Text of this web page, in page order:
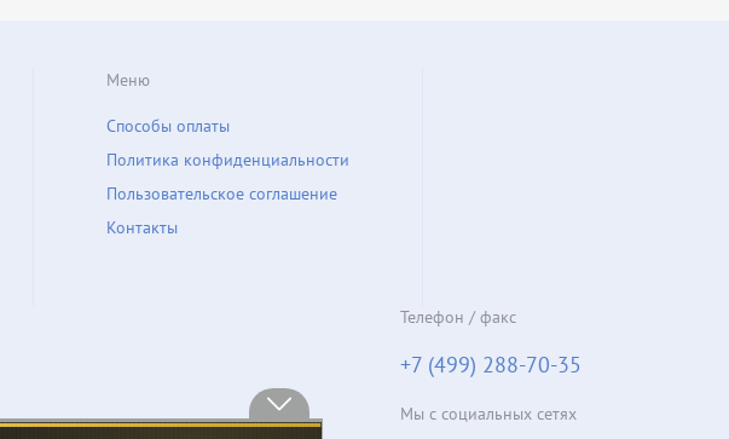
Меню
Способы оплаты
Политика конфиденциальности
Пользовательское соглашение
Контакты
Телефон / факс
+7 (499) 288-70-35
Мы с социальных сетях